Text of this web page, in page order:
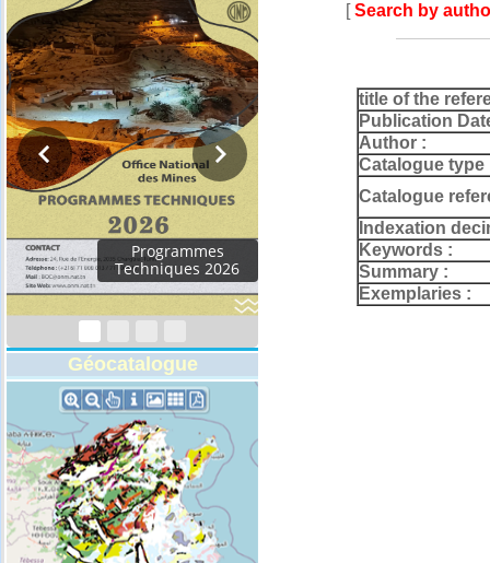
Géocatalogue
[Search by
title of the
Publication
Author :
Catalogue type
Catalogue
Indexation
Keywords :
Summary :
Exemplaries :